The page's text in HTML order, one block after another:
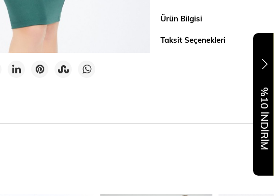
Ürün Bilgisi
Taksit Seçenekleri
%10 İNDİRİM